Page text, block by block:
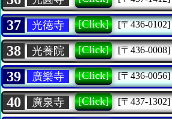
37 光徳寺 [Click] [〒436-0102]
38 光養院 [Click] [〒436-0008]
39 廣樂寺 [Click] [〒436-0056]
40 廣泉寺 [Click] [〒437-1302]